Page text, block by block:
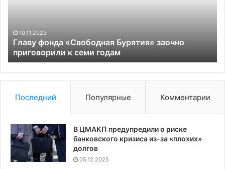
семи
годам
10.11.2023
Главу фонда «Свободная Бурятия» заочно
приговорили к семи годам
на
СПГ
из
Последний Популярные Комментарии
В ЦМАКП предупредили о риске
банковского кризиса из-за «плохих»
долгов
05.12.2025